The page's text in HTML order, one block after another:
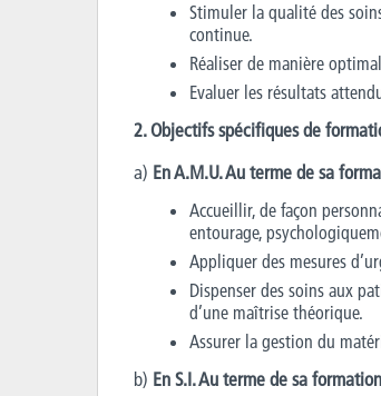
Stimuler la qualité des
continue.
Réaliser de manière
Evaluer les résultats
2. Objectifs spécifiques de
a) En A.M.U. Au terme de sa
Accueillir, de façon
entourage,
Appliquer des mesures
Dispenser des soins aux
d’une maîtrise théorique.
Assurer la gestion du
b) En S.I. Au terme de sa